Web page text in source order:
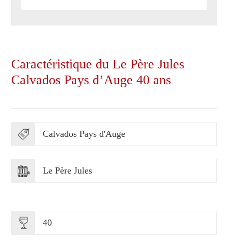
Caractéristique du Le Père Jules
Calvados Pays d’Auge 40 ans
Calvados Pays d'Auge
Le Père Jules
40